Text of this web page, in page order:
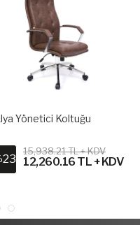
Yönetici Koltuğu
23
15,938.21 TL + KDV
12,260.16 TL + KDV